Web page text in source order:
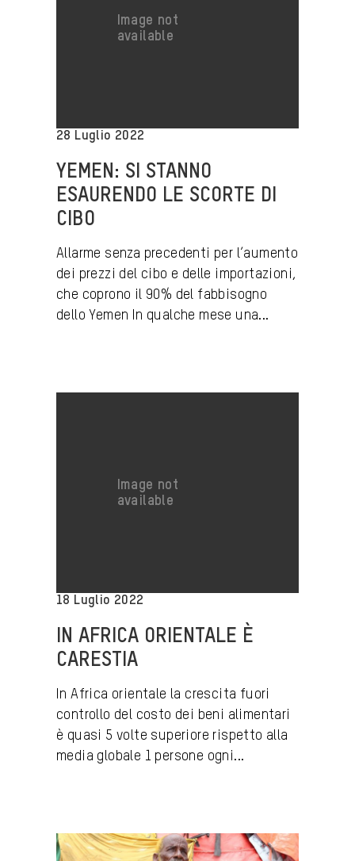
28 Luglio 2022
YEMEN: SI STANNO
ESAURENDO LE SCORTE DI
CIBO
Allarme senza precedenti per l’aumento
dei prezzi del cibo e delle importazioni,
che coprono il 90% del fabbisogno
dello Yemen In qualche mese una...
18 Luglio 2022
IN AFRICA ORIENTALE È
CARESTIA
In Africa orientale la crescita fuori
controllo del costo dei beni alimentari
è quasi 5 volte superiore rispetto alla
media globale 1 persone ogni...